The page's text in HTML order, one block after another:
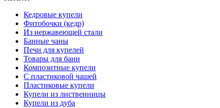
Кедровые купели
Фитобочки (кедр)
Из нержавеющей стали
Банные чаны
Печи для купелей
Товары для бани
Композитные купели
С пластиковой чашей
Пластиковые купели
Купели из лиственницы
Купели из дуба